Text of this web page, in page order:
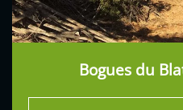
Bogues du